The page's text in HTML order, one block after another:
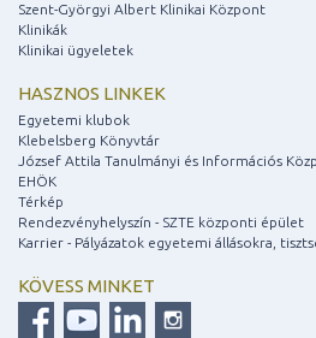
Szent-Györgyi Albert Klinikai Központ
Klinikák
Klinikai ügyeletek
HASZNOS LINKEK
Egyetemi klubok
Klebelsberg Könyvtár
József Attila Tanulmányi és Információs
EHÖK
Térkép
Rendezvényhelyszín - SZTE központi épület
Karrier - Pályázatok egyetemi állásokra,
KÖVESS MINKET